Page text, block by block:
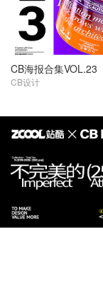
CB海报合集VOL.23
CB设计